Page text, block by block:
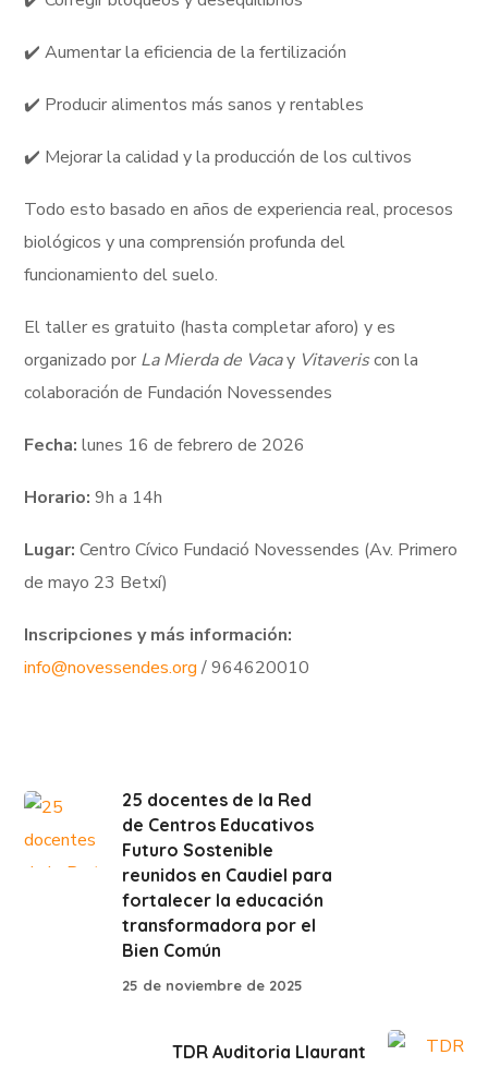
✔️ Aumentar la eficiencia de la fertilización
✔️ Producir alimentos más sanos y rentables
✔️ Mejorar la calidad y la producción de los cultivos
Todo esto basado en años de experiencia real, procesos
biológicos y una comprensión profunda del
funcionamiento del suelo.
El taller es gratuito (hasta completar aforo) y es
organizado por La Mierda de Vacay Vitaveriscon la
colaboración de Fundación Novessendes
Fecha:lunes 16 de febrero de 2026
Horario:9h a 14h
Lugar:Centro Cívico Fundació Novessendes (Av. Primero
de mayo 23 Betxí)
Inscripciones y más información:
info@novessendes.org / 964620010
25 docentes de la Red
de Centros Educativos
Futuro Sostenible
reunidos en Caudiel para
fortalecer la educación
transformadora por el
Bien Común
25 de noviembre de 2025
TDR Auditoria Llaurant